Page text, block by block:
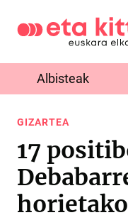
Albisteak
GIZARTEA
17